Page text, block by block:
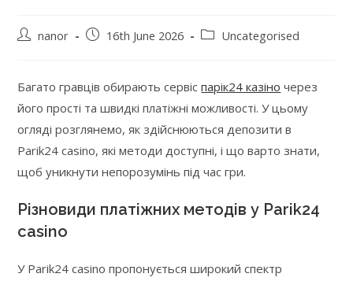
nanor 16th June 2026 Uncategorised
Багато гравців обирають сервіспарік24 казіно через
його прості та швидкі платіжні можливості. У цьому
огляді розглянемо, як здійснюються депозити в
Parik24 casino, які методи доступні, і що варто знати,
щоб уникнути непорозумінь під час гри.
Різновиди платіжних методів у Parik24
casino
У Parik24 casino пропонується широкий спектр